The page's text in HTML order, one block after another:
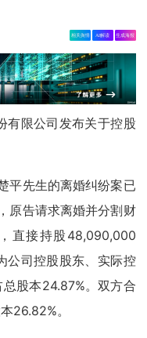
相关舆情 AI解读 生成海报
有限公司发布关于控股
平先生的离婚纠纷案已
原告请求离婚并分割财
直接持股48,090,000
公司控股股东、实际控
股本24.87%。双方合
26.82%。